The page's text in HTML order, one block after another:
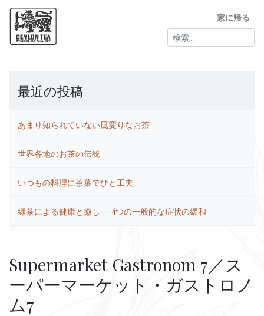
検
索:
家に帰る
最近の投稿
あまり知られていない風変りなお茶
世界各地のお茶の伝統
いつもの料理に茶葉でひと工夫
緑茶による健康と癒し ― 4つの一般的な症状の緩和
Supermarket Gastronom 7／ス
ーパーマーケット・ガストロノ
ム7